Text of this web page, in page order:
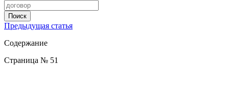
Предыдущая статья
Содержание
Страница № 51